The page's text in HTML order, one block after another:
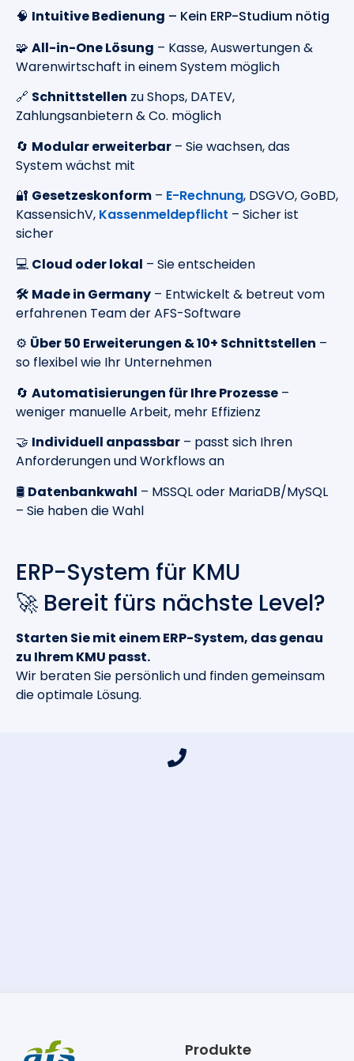
🧠 Intuitive Bedienung – Kein ERP-Studium nötig
🧩 All-in-One Lösung – Kasse, Auswertungen &
Warenwirtschaft in einem System möglich
🔗 Schnittstellen zu Shops, DATEV,
Zahlungsanbietern & Co. möglich
🔄 Modular erweiterbar – Sie wachsen, das
System wächst mit
🔐 Gesetzeskonform – E-Rechnung, DSGVO, GoBD,
KassensichV, Kassenmeldepflicht – Sicher ist
sicher
💻 Cloud oder lokal – Sie entscheiden
🛠️ Made in Germany – Entwickelt & betreut vom
erfahrenen Team der AFS-Software
⚙️ Über 50 Erweiterungen & 10+ Schnittstellen –
so flexibel wie Ihr Unternehmen
🔄 Automatisierungen für Ihre Prozesse –
weniger manuelle Arbeit, mehr Effizienz
🤝 Individuell anpassbar – passt sich Ihren
Anforderungen und Workflows an
🛢️ Datenbankwahl – MSSQL oder MariaDB/MySQL
– Sie haben die Wahl
ERP-System für KMU
🚀 Bereit fürs nächste Level?
Starten Sie mit einem ERP-System, das genau
zu Ihrem KMU passt.
Wir beraten Sie persönlich und finden gemeinsam
die optimale Lösung.
Produkte